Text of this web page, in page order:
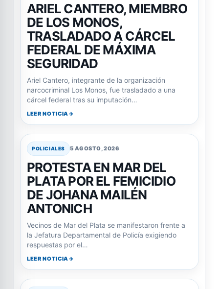
ARIEL CANTERO, MIEMBRO
DE LOS MONOS,
TRASLADADO A CÁRCEL
FEDERAL DE MÁXIMA
SEGURIDAD
Ariel Cantero, integrante de la organización
narcocriminal Los Monos, fue trasladado a una
cárcel federal tras su imputación…
LEER NOTICIA
POLICIALES 5 AGOSTO, 2026
PROTESTA EN MAR DEL
PLATA POR EL FEMICIDIO
DE JOHANA MAILÉN
ANTONICH
Vecinos de Mar del Plata se manifestaron frente a
la Jefatura Departamental de Policía exigiendo
respuestas por el…
LEER NOTICIA